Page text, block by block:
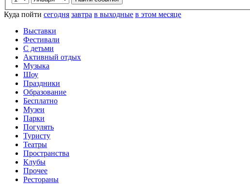
Куда пойти сегодня завтра в выходные в этом месяце
Выставки
Фестивали
С детьми
Активный отдых
Музыка
Шоу
Праздники
Образование
Бесплатно
Музеи
Парки
Погулять
Туристу
Театры
Пространства
Клубы
Прочее
Рестораны